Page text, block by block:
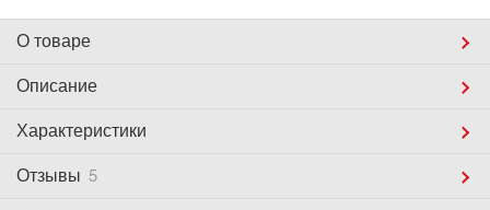
О товаре
Описание
Характеристики
Отзывы 5